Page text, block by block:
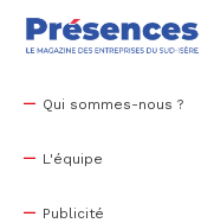
Qui sommes-nous ?
L'équipe
Publicité